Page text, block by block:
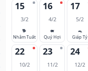
15
3/2
🐕
Nhâm Tuất
16
4/2
🐖
Quý Hợi
17
5/2
🐀
Giáp Tý
22
10/2
23
11/2
24
12/2